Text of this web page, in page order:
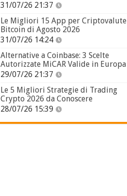
31/07/26 21:37
Le Migliori 15 App per Criptovalute
Bitcoin di Agosto 2026
31/07/26 14:24
Alternative a Coinbase: 3 Scelte
Autorizzate MiCAR Valide in Europa
29/07/26 21:37
Le 5 Migliori Strategie di Trading
Crypto 2026 da Conoscere
28/07/26 15:39